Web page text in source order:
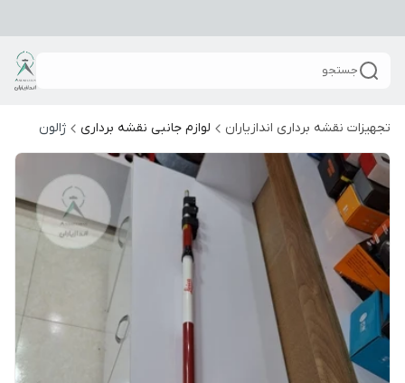
جستجو
تجهیزات نقشه برداری اندازیاران لوازم جانبی نقشه برداری ژالون